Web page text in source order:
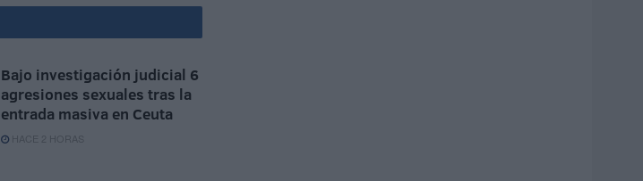
Bajo investigación judicial 6
agresiones sexuales tras la
entrada masiva en Ceuta
HACE 2 HORAS